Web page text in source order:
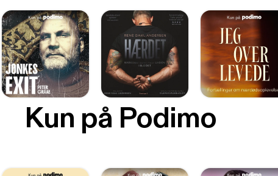
Kun på Podimo